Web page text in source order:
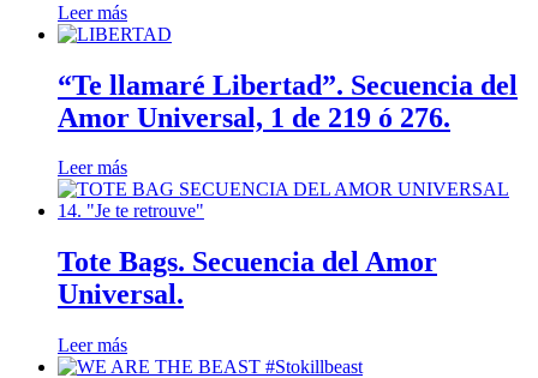
Leer más
“Te llamaré Libertad”. Secuencia del
Amor Universal, 1 de 219 ó 276.
Leer más
Tote Bags. Secuencia del Amor
Universal.
Leer más